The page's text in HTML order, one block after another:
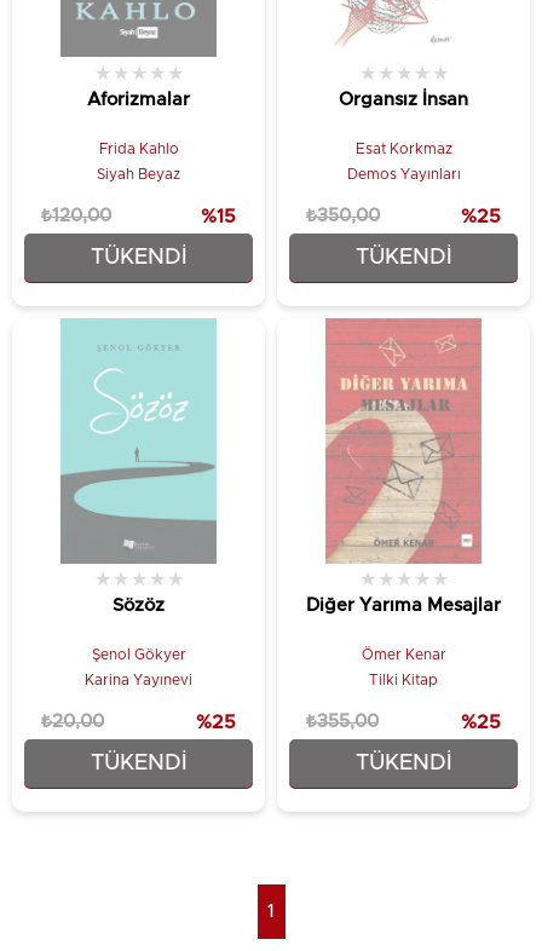
TÜKENDI
Aforizmalar
★ ★ ★ ★ ★
Frida Kahlo
Siyah Beyaz
₺102,00
₺120,00 %15
TÜKENDI
Organsız İnsan
★ ★ ★ ★ ★
Esat Korkmaz
Demos Yayınları
₺262,50
₺350,00 %25
TÜKENDI
Sözöz
★ ★ ★ ★ ★
Şenol Gökyer
Karina Yayınevi
₺15,00
₺20,00 %25
TÜKENDI
Diğer Yarıma Mesajlar
★ ★ ★ ★ ★
Ömer Kenar
Tilki Kitap
₺266,25
₺355,00 %25
1